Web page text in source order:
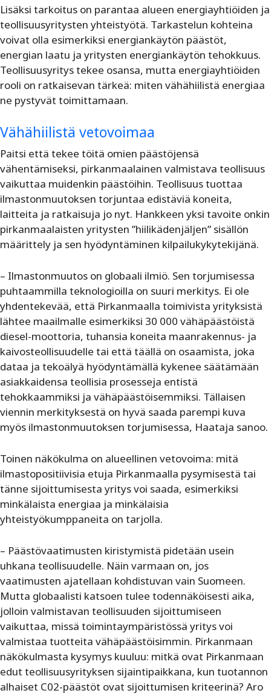
Lisäksi tarkoitus on parantaa alueen energiayhtiöiden ja
teollisuusyritysten yhteistyötä. Tarkastelun kohteina
voivat olla esimerkiksi energiankäytön päästöt,
energian laatu ja yritysten energiankäytön tehokkuus.
Teollisuusyritys tekee osansa, mutta energiayhtiöiden
rooli on ratkaisevan tärkeä: miten vähähiilistä energiaa
ne pystyvät toimittamaan.
Vähähiilistä vetovoimaa
Paitsi että tekee töitä omien päästöjensä
vähentämiseksi, pirkanmaalainen valmistava teollisuus
vaikuttaa muidenkin päästöihin. Teollisuus tuottaa
ilmastonmuutoksen torjuntaa edistäviä koneita,
laitteita ja ratkaisuja jo nyt. Hankkeen yksi tavoite onkin
pirkanmaalaisten yritysten ”hiilikädenjäljen” sisällön
määrittely ja sen hyödyntäminen kilpailukykytekijänä.
– Ilmastonmuutos on globaali ilmiö. Sen torjumisessa
puhtaammilla teknologioilla on suuri merkitys. Ei ole
yhdentekevää, että Pirkanmaalla toimivista yrityksistä
lähtee maailmalle esimerkiksi 30 000 vähäpäästöistä
diesel-moottoria, tuhansia koneita maanrakennus- ja
kaivosteollisuudelle tai että täällä on osaamista, joka
dataa ja tekoälyä hyödyntämällä kykenee säätämään
asiakkaidensa teollisia prosesseja entistä
tehokkaammiksi ja vähäpäästöisemmiksi. Tällaisen
viennin merkityksestä on hyvä saada parempi kuva
myös ilmastonmuutoksen torjumisessa, Haataja sanoo.
Toinen näkökulma on alueellinen vetovoima: mitä
ilmastopositiivisia etuja Pirkanmaalla pysymisestä tai
tänne sijoittumisesta yritys voi saada, esimerkiksi
minkälaista energiaa ja minkälaisia
yhteistyökumppaneita on tarjolla.
– Päästövaatimusten kiristymistä pidetään usein
uhkana teollisuudelle. Näin varmaan on, jos
vaatimusten ajatellaan kohdistuvan vain Suomeen.
Mutta globaalisti katsoen tulee todennäköisesti aika,
jolloin valmistavan teollisuuden sijoittumiseen
vaikuttaa, missä toimintaympäristössä yritys voi
valmistaa tuotteita vähäpäästöisimmin. Pirkanmaan
näkökulmasta kysymys kuuluu: mitkä ovat Pirkanmaan
edut teollisuusyrityksen sijaintipaikkana, kun tuotannon
alhaiset C02-päästöt ovat sijoittumisen kriteerinä? Aro